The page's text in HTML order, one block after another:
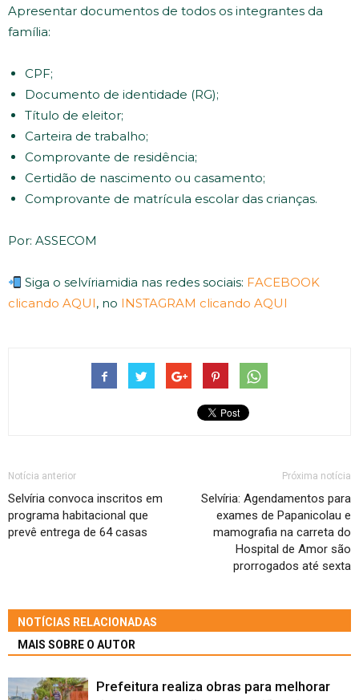
Apresentar documentos de todos os integrantes da
família:
CPF;
Documento de identidade (RG);
Título de eleitor;
Carteira de trabalho;
Comprovante de residência;
Certidão de nascimento ou casamento;
Comprovante de matrícula escolar das crianças.
Por: ASSECOM
Siga o selvíriamidia nas redes sociais: FACEBOOK
clicando AQUI, no INSTAGRAM clicando AQUI
Notícia anterior
Selvíria convoca inscritos em
programa habitacional que
prevê entrega de 64 casas
Próxima notícia
Selvíria: Agendamentos para
exames de Papanicolau e
mamografia na carreta do
Hospital de Amor são
prorrogados até sexta
NOTÍCIAS RELACIONADAS
MAIS SOBRE O AUTOR
Prefeitura realiza obras para melhorar